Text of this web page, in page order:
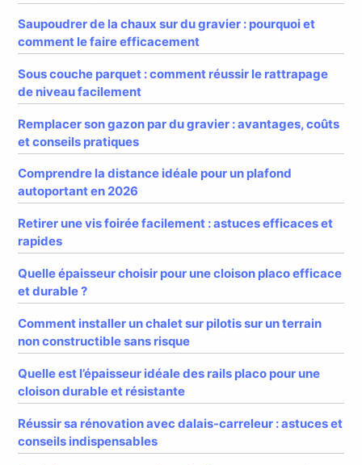
Saupoudrer de la chaux sur du gravier : pourquoi et
comment le faire efficacement
Sous couche parquet : comment réussir le rattrapage
de niveau facilement
Remplacer son gazon par du gravier : avantages, coûts
et conseils pratiques
Comprendre la distance idéale pour un plafond
autoportant en 2026
Retirer une vis foirée facilement : astuces efficaces et
rapides
Quelle épaisseur choisir pour une cloison placo efficace
et durable ?
Comment installer un chalet sur pilotis sur un terrain
non constructible sans risque
Quelle est l’épaisseur idéale des rails placo pour une
cloison durable et résistante
Réussir sa rénovation avec dalais-carreleur : astuces et
conseils indispensables